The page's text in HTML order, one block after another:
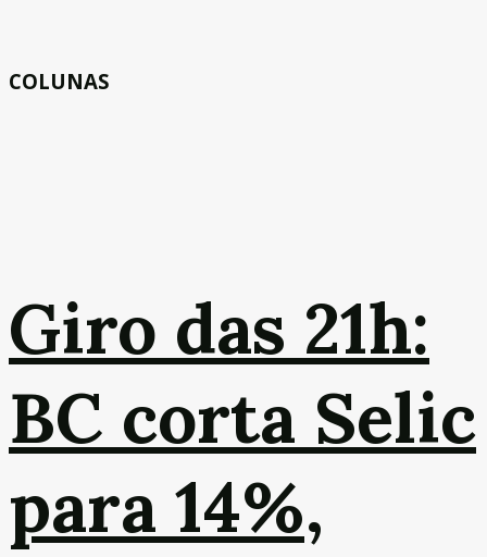
COLUNAS
Giro das 21h:
BC corta Selic
para 14%,